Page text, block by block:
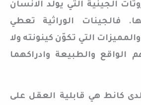
الجينية التي يولد الانسان
فالجينات الوراثية تعطي
التي تكوّن كينونته ولا
الواقع والطبيعة وادراكهما
لدى كانط هي قابلية العقل على